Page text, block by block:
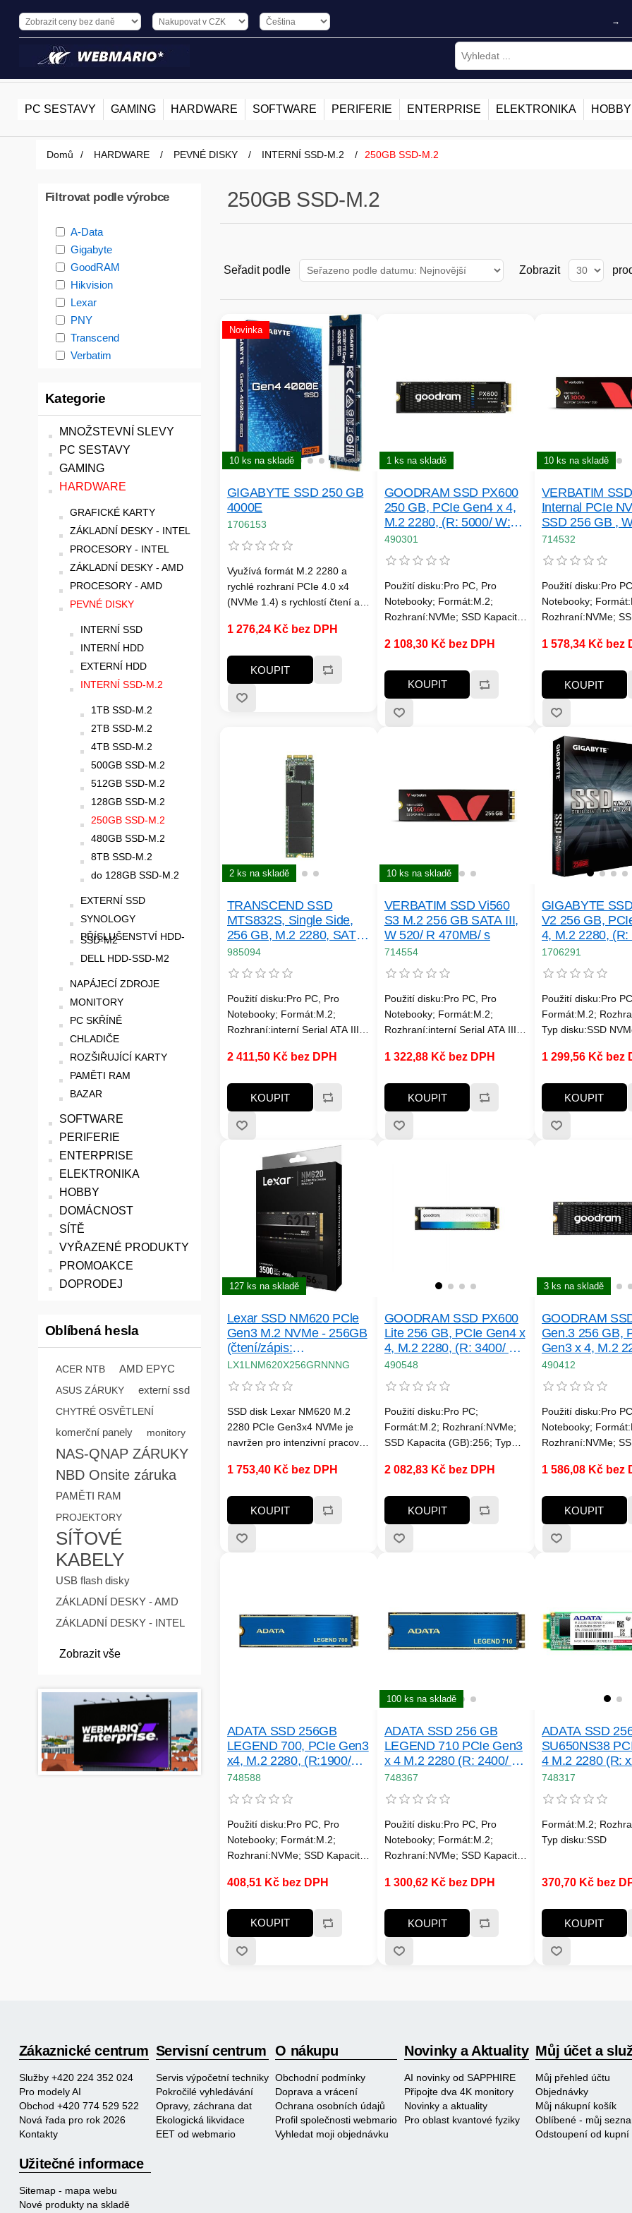
→
PC SESTAVY GAMING HARDWARE SOFTWARE PERIFERIE ENTERPRISE ELEKTRONIKA HOBBY
Domů / HARDWARE / PEVNÉ DISKY / INTERNÍ SSD-M.2 / 250GB SSD-M.2
Filtrovat podle výrobce
A-Data
Gigabyte
GoodRAM
Hikvision
Lexar
PNY
Transcend
Verbatim
Kategorie
MNOŽSTEVNÍ SLEVY
PC SESTAVY
GAMING
HARDWARE
GRAFICKÉ KARTY
ZÁKLADNÍ DESKY - INTEL
PROCESORY - INTEL
ZÁKLADNÍ DESKY - AMD
PROCESORY - AMD
PEVNÉ DISKY
INTERNÍ SSD
INTERNÍ HDD
EXTERNÍ HDD
INTERNÍ SSD-M.2
1TB SSD-M.2
2TB SSD-M.2
4TB SSD-M.2
500GB SSD-M.2
512GB SSD-M.2
128GB SSD-M.2
250GB SSD-M.2
480GB SSD-M.2
8TB SSD-M.2
do 128GB SSD-M.2
EXTERNÍ SSD
SYNOLOGY
PŘÍSLUŠENSTVÍ HDD-
SSD-M2
DELL HDD-SSD-M2
NAPÁJECÍ ZDROJE
MONITORY
PC SKŘÍNĚ
CHLADIČE
ROZŠIŘUJÍCÍ KARTY
PAMĚTI RAM
BAZAR
SOFTWARE
PERIFERIE
ENTERPRISE
ELEKTRONIKA
HOBBY
DOMÁCNOST
SÍTĚ
VYŘAZENÉ PRODUKTY
PROMOAKCE
DOPRODEJ
Oblíbená hesla
ACER NTB AMD EPYC
ASUS ZÁRUKY externí ssd
CHYTRÉ OSVĚTLENÍ
komerční panely monitory
NAS-QNAP ZÁRUKY
NBD Onsite záruka
PAMĚTI RAM
PROJEKTORY
SÍŤOVÉ
KABELY
USB flash disky
ZÁKLADNÍ DESKY - AMD
ZÁKLADNÍ DESKY - INTEL
Zobrazit vše
250GB SSD-M.2
Seřadit podle Zobrazit
Novinka
10 ks na skladě
GIGABYTE SSD 250 GB
4000E
1706153
Využívá formát M.2 2280 a
rychlé rozhraní PCIe 4.0 x4
(NVMe 1.4) s rychlostí čtení až
1 276,24 Kč bez DPH
KOUPIT
1 ks na skladě
GOODRAM SSD PX600
250 GB, PCIe Gen4 x 4,
M.2 2280, (R: 5000/ W:
1700MB/ s)
490301
Použití disku:Pro PC, Pro
Notebooky; Formát:M.2;
Rozhraní:NVMe; SSD Kapacita
NVMe; Rychlost čtení
zápisu MB/s:1500MB/s a víc;
Typ paměti SSD:3D; Životnost
zápisu SSD v TB:Min. 100 TBW
2 108,30 Kč bez DPH
KOUPIT
10 ks na skladě
VERBATIM
Internal PCIe
SSD 256 GB ,
3300 MB/ s
714532
Použití disku:Pro
Notebooky;
Rozhraní:NVMe;
NVMe; Rychlost
zápisu MB/
1 578,34 Kč bez
KOUPIT
2 ks na skladě
TRANSCEND SSD
MTS832S, Single Side,
256 GB, M.2 2280, SATA
B+M Key, TLC
985094
Použití disku:Pro PC, Pro
Notebooky; Formát:M.2;
Rozhraní:interní Serial ATA III,
(GB):256; Typ disku:SSD;
víc; Rychlost zápisu
MB/s:300MB/s a víc; Typ
paměti SSD:3D; Životnost
zápisu SSD v TB:Min. 100 TBW
2 411,50 Kč bez DPH
KOUPIT
10 ks na skladě
VERBATIM SSD Vi560
S3 M.2 256 GB SATA III,
W 520/ R 470MB/ s
714554
Použití disku:Pro PC, Pro
Notebooky; Formát:M.2;
Rozhraní:interní Serial ATA III,
(GB):256; Typ disku:SSD;
víc; Rychlost zápisu
MB/s:450MB/s a víc; Typ
paměti SSD:3D
1 322,88 Kč bez DPH
KOUPIT
GIGABYTE
V2 256 GB,
4, M.2 2280,
s, W: 1200MB/ s)
1706291
Použití disku:Pro
Formát:M.2;
Typ disku:SSD
Rychlost zápisu
paměti SSD:3D
zápisu SSD v
1 299,56 Kč bez
KOUPIT
127 ks na skladě
Lexar SSD NM620 PCle
Gen3 M.2 NVMe - 256GB
(čtení/zápis:
3500/1300MB/s)
LX1LNM620X256GRNNNG
SSD disk Lexar NM620 M.2
2280 PCIe Gen3x4 NVMe je
navržen pro intenzivní pracovní
úrovně. Díky rychlostem až
MB/s při zápisu vás dostane do
plné rychlosti.
1 753,40 Kč bez DPH
KOUPIT
GOODRAM SSD PX600
Lite 256 GB, PCIe Gen4 x
4, M.2 2280, (R: 3400/ W:
2000MB/ s)
490548
Použití disku:Pro PC;
Formát:M.2; Rozhraní:NVMe;
SSD Kapacita (GB):256; Typ
čtení MB/s:300MB/s a víc;
MB/s:2000MB/s a víc; Typ
paměti SSD:TLC
2 082,83 Kč bez DPH
KOUPIT
3 ks na skladě
GOODRAM
Gen.3 256 GB,
Gen3 x 4, M.2
3200/ W:
490412
Použití disku:Pro
Notebooky;
Rozhraní:NVMe;
NVMe; Rychlost
zápisu MB/
Typ paměti SSD:3D;
zápisu SSD v
1 586,08 Kč bez
KOUPIT
ADATA SSD 256GB
LEGEND 700, PCIe Gen3
x4, M.2 2280, (R:1900/
W:1000MB/s)
748588
Použití disku:Pro PC, Pro
Notebooky; Formát:M.2;
Rozhraní:NVMe; SSD Kapacita
NVMe; Rychlost čtení
zápisu MB/s:1000MB/s a víc;
Typ paměti SSD:3D; Chladič
disku; Životnost zápisu SSD v
408,51 Kč bez DPH
KOUPIT
100 ks na skladě
ADATA SSD 256 GB
LEGEND 710 PCIe Gen3
x 4 M.2 2280 (R: 2400/ W:
1800MB/ s)
748367
Použití disku:Pro PC, Pro
Notebooky; Formát:M.2;
Rozhraní:NVMe; SSD Kapacita
NVMe; Rychlost čtení
zápisu MB/s:1000MB/s a víc;
Typ paměti SSD:3D
1 300,62 Kč bez DPH
KOUPIT
ADATA SSD
SU650NS38
4 M.2 2280 (R:
MB/ s)
748317
Formát:M.2;
Typ disku:SSD
370,70 Kč bez
KOUPIT
Zákaznické centrum
Služby +420 224 352 024
Pro modely AI
Obchod +420 774 529 522
Nová řada pro rok 2026
Kontakty
Servisní centrum
Servis výpočetní techniky
Pokročilé vyhledávání
Opravy, záchrana dat
Ekologická likvidace
EET od webmario
O nákupu
Obchodní podmínky
Doprava a vrácení
Ochrana osobních údajů
Profil společnosti webmario
Vyhledat moji objednávku
Novinky a Aktuality
AI novinky od SAPPHIRE
Připojte dva 4K monitory
Novinky a aktuality
Pro oblast kvantové fyziky
Můj účet a
Můj přehled účtu
Objednávky
Můj nákupní košík
Oblíbené - můj
Odstoupení od kupní
Užitečné informace
Sitemap - mapa webu
Nové produkty na skladě